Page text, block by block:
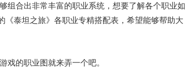
组合出非常丰富的职业系统，想要了解各个职业如
《泰坦之旅》各职业专精搭配表，希望能够帮助大
戏的职业图就来弄一个吧。